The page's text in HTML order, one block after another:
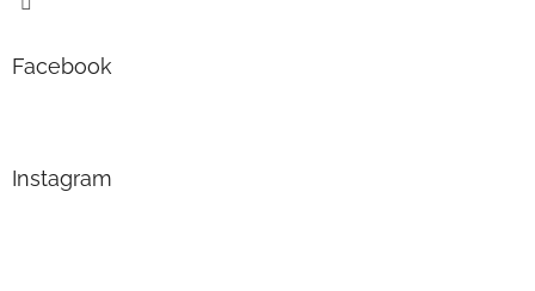
Facebook
Instagram